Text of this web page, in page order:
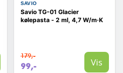
SAVIO
Savio TG-01 Glacier
kølepasta - 2 ml, 4,7 W/m·K
179,-
99,- Vis